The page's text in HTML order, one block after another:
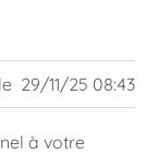
29/11/25 08:43
à votre